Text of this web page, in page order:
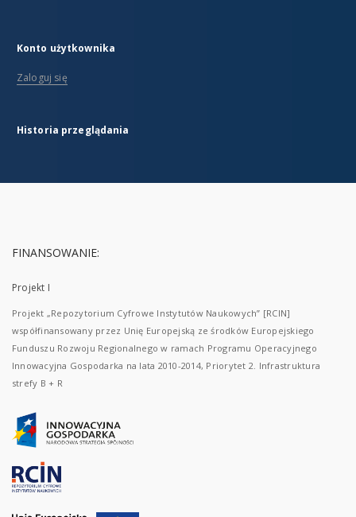
Konto użytkownika
Zaloguj się
Historia przeglądania
FINANSOWANIE:
Projekt I
Projekt „Repozytorium Cyfrowe Instytutów Naukowych” [RCIN]
współfinansowany przez Unię Europejską ze środków Europejskiego
Funduszu Rozwoju Regionalnego w ramach Programu Operacyjnego
Innowacyjna Gospodarka na lata 2010-2014, Priorytet 2. Infrastruktura
strefy B + R